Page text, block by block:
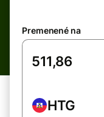
Premenené na
HTG